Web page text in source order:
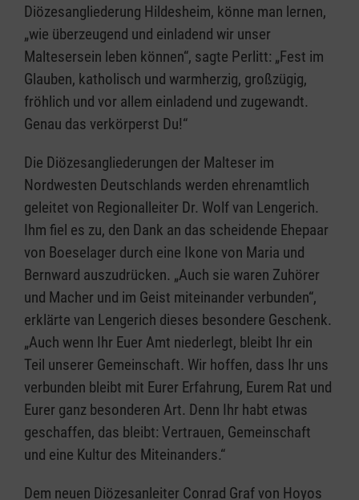
Diözesangliederung Hildesheim, könne man lernen,
„wie überzeugend und einladend wir unser
Maltesersein leben können“, sagte Perlitt: „Fest im
Glauben, katholisch und warmherzig, großzügig,
fröhlich und vor allem einladend und zugewandt.
Genau das verkörperst Du!“
Die Diözesangliederungen der Malteser im
Nordwesten Deutschlands werden ehrenamtlich
geleitet von Regionalleiter Dr. Wolf van Lengerich.
Ihm fiel es zu, den Dank an das scheidende Ehepaar
von Boeselager durch eine Ikone von Maria und
Bernward auszudrücken. „Auch sie waren Zuhörer
und Macher und im Geist miteinander verbunden“,
erklärte van Lengerich dieses besondere Geschenk.
„Auch wenn Ihr Euer Amt niederlegt, bleibt Ihr ein
Teil unserer Gemeinschaft. Wir hoffen, dass Ihr uns
verbunden bleibt mit Eurer Erfahrung, Eurem Rat und
Eurer ganz besonderen Art. Denn Ihr habt etwas
geschaffen, das bleibt: Vertrauen, Gemeinschaft
und eine Kultur des Miteinanders.“
Dem neuen Diözesanleiter Conrad Graf von Hoyos